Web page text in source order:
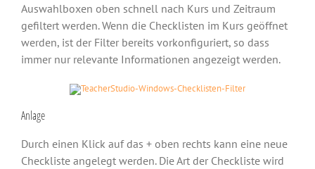
Auswahlboxen oben schnell nach Kurs und Zeitraum
gefiltert werden. Wenn die Checklisten im Kurs geöffnet
werden, ist der Filter bereits vorkonfiguriert, so dass
immer nur relevante Informationen angezeigt werden.
Anlage
Durch einen Klick auf das + oben rechts kann eine neue
Checkliste angelegt werden. Die Art der Checkliste wird